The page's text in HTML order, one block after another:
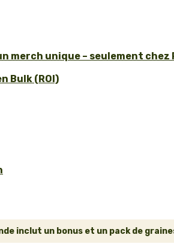
merch unique – seulement chez
Bulk (ROI)
inclut un bonus et un pack de